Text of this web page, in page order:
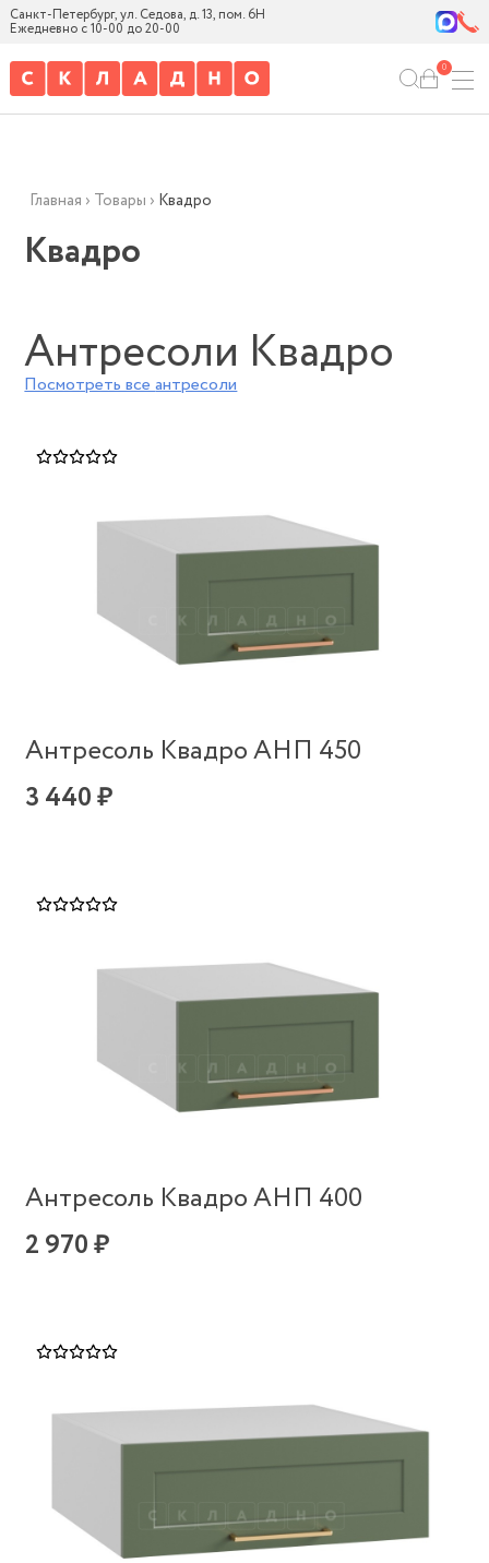
Санкт-Петербург, ул. Седова, д. 13, пом. 6Н
Ежедневно с 10-00 до 20-00
0
Главная › Товары › Квадро
Квадро
Антресоли Квадро
Посмотреть всеантресоли
Антресоль Квадро АНП 450
3 440 ₽
Антресоль Квадро АНП 400
2 970 ₽